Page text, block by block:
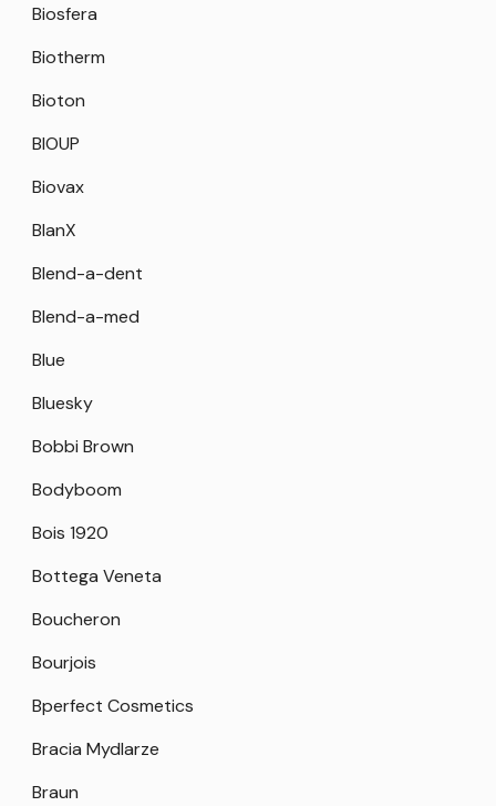
Biosfera
Biotherm
Bioton
BIOUP
Biovax
BlanX
Blend-a-dent
Blend-a-med
Blue
Bluesky
Bobbi Brown
Bodyboom
Bois 1920
Bottega Veneta
Boucheron
Bourjois
Bperfect Cosmetics
Bracia Mydlarze
Braun